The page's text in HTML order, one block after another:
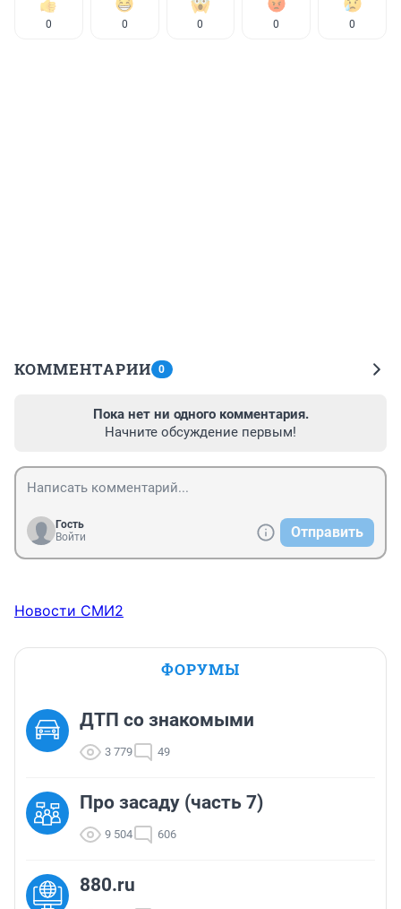
0 0 0 0 0
КОММЕНТАРИИ 0
Пока нет ни одного комментария.
Начните обсуждение первым!
Гость
Войти
Отправить
Новости СМИ2
ФОРУМЫ
ДТП со знакомыми
3 779 49
Про засаду (часть 7)
9 504 606
880.ru